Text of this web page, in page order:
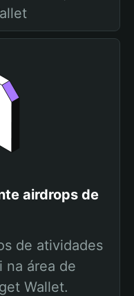
airdrops de
de atividades
na área de
Wallet.